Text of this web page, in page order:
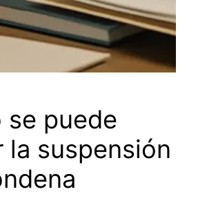
se puede
la suspensión